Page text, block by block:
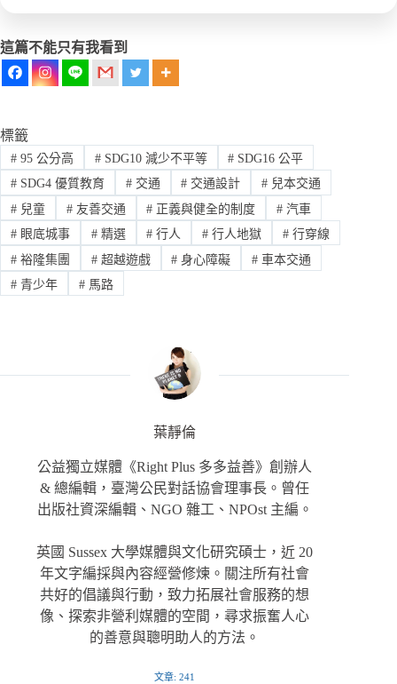
這篇不能只有我看到
標籤
#95 公分高 #SDG10 減少不平等 # SDG16 公平
#SDG4 優質教育 #交通 # 交通設計 # 兒本交通
#兒童 #友善交通 # 正義與健全的制度 # 汽車
#眼底城事 #精選 # 行人 # 行人地獄 # 行穿線
#裕隆集團 #超越遊戲 # 身心障礙 # 車本交通
#青少年 #馬路
葉靜倫
公益獨立媒體《Right Plus 多多益善》創辦人
& 總編輯，臺灣公民對話協會理事長。曾任
出版社資深編輯、NGO 雜工、NPOst 主編。
英國 Sussex 大學媒體與文化研究碩士，近 20
年文字編採與內容經營修煉。關注所有社會
共好的倡議與行動，致力拓展社會服務的想
像、探索非營利媒體的空間，尋求振奮人心
的善意與聰明助人的方法。
文章: 241